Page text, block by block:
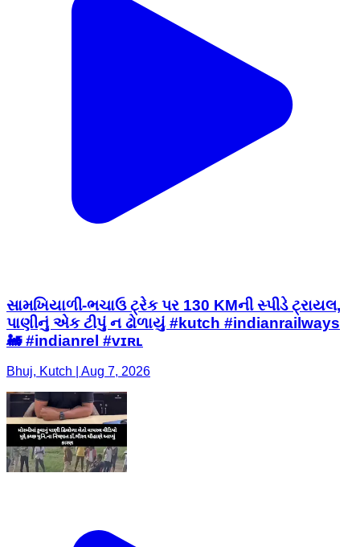
સામખિયાળી-ભચાઉ ટ્રેક પર 130 KMની સ્પીડે ટ્રાયલ,
પાણીનું એક ટીપું ન ઢોળાયું #kutch #indianrailways
🚂 #indianrel #ᴠɪʀʟ
Bhuj, Kutch | Aug 7, 2026